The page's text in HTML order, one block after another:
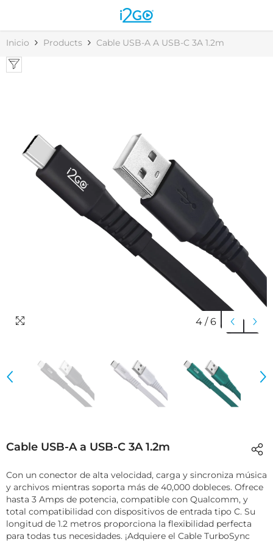
Inicio Products Cable USB-A A USB-C 3A 1.2m
4 / 6
Cable USB-A a USB-C 3A 1.2m
Con un conector de alta velocidad, carga y sincroniza música
y archivos mientras soporta más de 40,000 dobleces. Ofrece
hasta 3 Amps de potencia, compatible con Qualcomm, y
total compatibilidad con dispositivos de entrada tipo C. Su
longitud de 1.2 metros proporciona la flexibilidad perfecta
para todas tus necesidades. ¡Adquiere el Cable TurboSync